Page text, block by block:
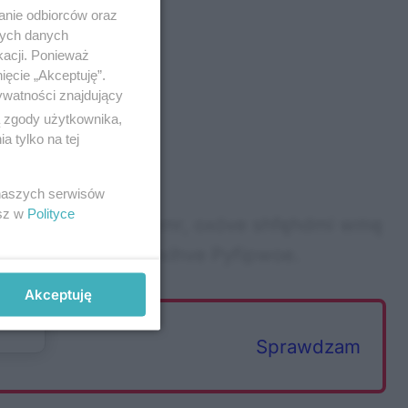
Qmewxe Pyfpmr, oxóve shfęhdmi wmę
Sprawdzam
odbiorców oraz
danych
Ponieważ
„Akceptuję”.
znajdujący
użytkownika,
tylko na tej
serwisów
w Polityce
Akceptuję